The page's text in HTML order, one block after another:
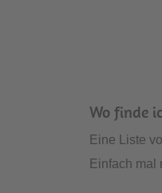
Wo finde
Eine Liste
Einfach mal